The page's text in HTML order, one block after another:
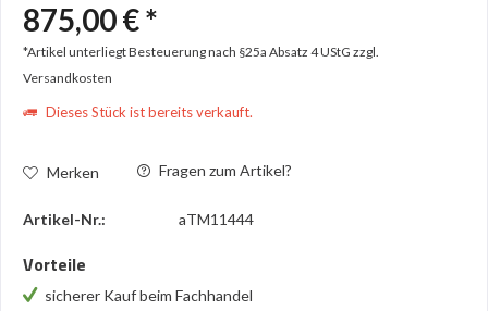
875,00 € *
*Artikel unterliegt Besteuerung nach §25a Absatz 4 UStG zzgl.
Versandkosten
Dieses Stück ist bereits verkauft.
Merken Fragen zum Artikel?
Artikel-Nr.: aTM11444
Vorteile
sicherer Kauf beim Fachhandel